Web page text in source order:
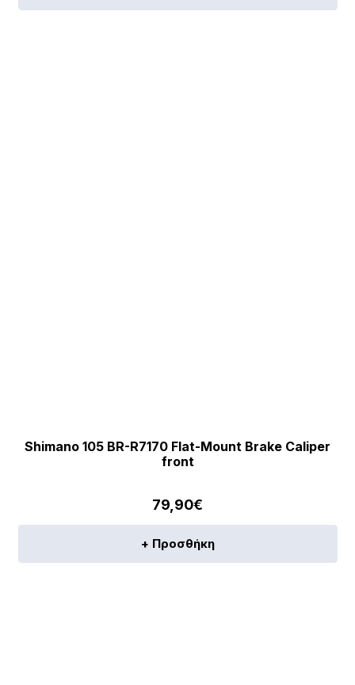
Shimano 105 BR-R7170 Flat-Mount Brake Caliper
front
79,90€
+ Προσθήκη